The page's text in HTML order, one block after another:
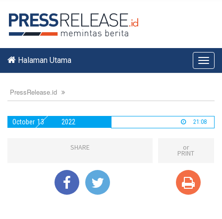
Halaman Utama
PressRelease.id
October 13 2022 21:08
SHARE or
PRINT